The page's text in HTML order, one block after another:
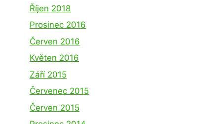
Říjen 2018
Prosinec 2016
Červen 2016
Květen 2016
Září 2015
Červenec 2015
Červen 2015